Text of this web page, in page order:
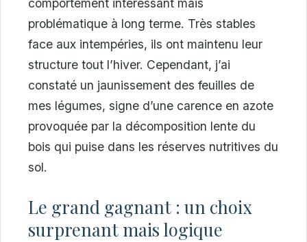
problématique à long terme. Très stables
face aux intempéries, ils ont maintenu leur
structure tout l’hiver. Cependant, j’ai
constaté un jaunissement des feuilles de
mes légumes, signe d’une carence en azote
provoquée par la décomposition lente du
bois qui puise dans les réserves nutritives du
sol.
Le grand gagnant : un choix
surprenant mais logique